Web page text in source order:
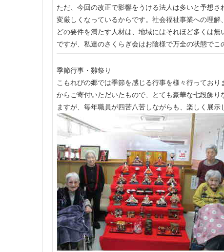
ただ、今回の改正で影響をうける法人は多いと予想
変厳しくなっているからです。社会福祉事業への理
どの要件を満たす人材は、地域にはそれほど多くは
ですが、私達のさくらぎ会はお陰様で万全の状態で
季節行事・雛祭り
こもれびの郷では季節を感じる行事を様々行ってお
からご寄付いただいたもので、とても豪華な七段飾
ますが、毎年職員が四苦八苦しながらも、楽しく展示